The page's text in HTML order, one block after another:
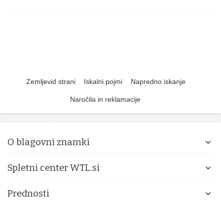
Zemljevid strani Iskalni pojmi Napredno iskanje
Naročila in reklamacije
O blagovni znamki
Spletni center WTL.si
Prednosti